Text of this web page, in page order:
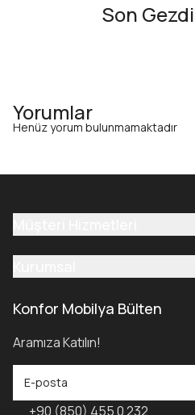
Son
Yorumlar
Henüz yorum bulunmamaktadır
Konfor Mobilya Bülten
Aramıza Katılın!
+90 (850) 455 0 232